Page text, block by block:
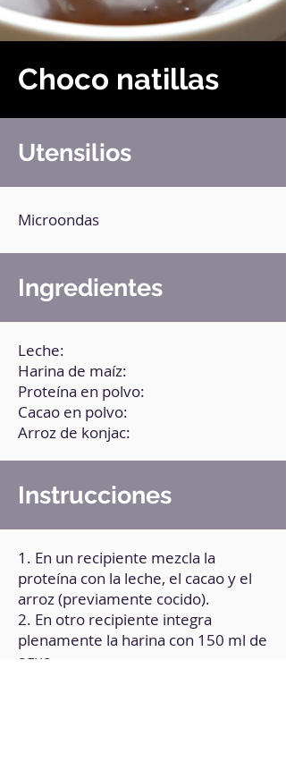
Choco natillas
Utensilios
Microondas
Ingredientes
Leche:
Harina de maíz:
Proteína en polvo:
Cacao en polvo:
Arroz de konjac:
Instrucciones
1. En un recipiente mezcla la
proteína con la leche, el cacao y el
arroz (previamente cocido).
2. En otro recipiente integra
plenamente la harina con 150 ml de
agua.